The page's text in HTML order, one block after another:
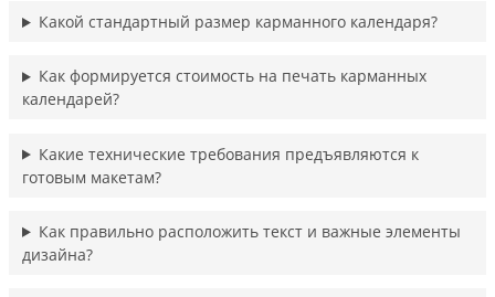
Какой стандартный размер карманного календаря?
Как формируется стоимость на печать карманных
календарей?
Какие технические требования предъявляются к
готовым макетам?
Как правильно расположить текст и важные элементы
дизайна?